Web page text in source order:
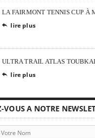
LA FAIRMONT TENNIS CUP À
 lire plus
ULTRA TRAIL ATLAS
 lire plus
A NOTRE